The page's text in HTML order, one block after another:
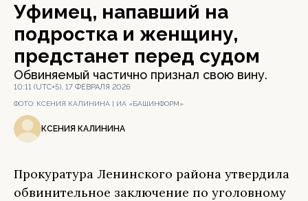
Уфимец, напавший на
подростка и женщину,
предстанет перед судом
Обвиняемый частично признал свою вину.
10:11 (UTC+5), 17 ФЕВРАЛЯ 2026
ФОТО: КСЕНИЯ КАЛИНИНА | ИА «БАШИНФОРМ»
КСЕНИЯ КАЛИНИНА
Прокуратура Ленинского района утвердила
обвинительное заключение по уголовному